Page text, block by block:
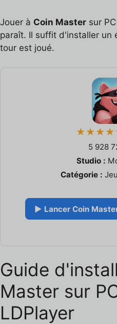
Jouer à Coin Master sur
paraît. Il suffit d'installer un
tour est joué.
5 928
Studio :
Catégorie :
▶ Lancer Coin
Guide
Master sur
LDPlayer